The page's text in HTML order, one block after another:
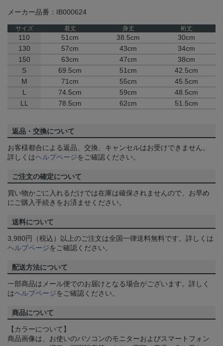
メーカー品番：IB000624
サイズ 着丈 身丈 桁丈
110 51cm 38.5cm
30cm
130
57cm 43cm
34cm
150
63cm 47cm
38cm
S
69.5cm 51cm
42.5cm
M
71cm 55cm
45.5cm
L
74.5cm 59cm
48.5cm
LL
78.5cm 62cm 51.5cm
返品・交換について
お客様都合による返品、交換、キャンセルはお受けできません。
詳しくはヘルプページをご確認ください。
ご注文の確定について
買い物かごに入れるだけでは在庫は確保されませんので、お早め
にご購入手続きをお済ませください。
送料について
3,980円（税込）以上のご注文は全国一律送料無料です。詳しくは
ヘルプページをご確認ください。
配送方法について
一部商品はメール便でのお届けとなる場合がございます。詳しく
はヘルプページをご確認ください。
商品について
【カラーについて】
商品画像は、お使いのパソコンのモニターおよびスマートフォン